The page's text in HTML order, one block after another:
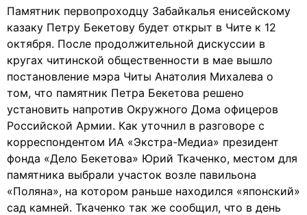
Памятник первопроходцу Забайкалья енисейскому
казаку Петру Бекетову будет открыт в Чите к 12
октября. После продолжительной дискуссии в
кругах читинской общественности в мае вышло
постановление мэра Читы Анатолия Михалева о
том, что памятник Петра Бекетова решено
установить напротив Окружного Дома офицеров
Российской Армии. Как уточнил в разговоре с
корреспондентом ИА «Экстра-Медиа» президент
фонда «Дело Бекетова» Юрий Ткаченко, местом для
памятника выбрали участок возле павильона
«Поляна», на котором раньше находился «японский»
сад камней. Ткаченко так же сообщил, что в день